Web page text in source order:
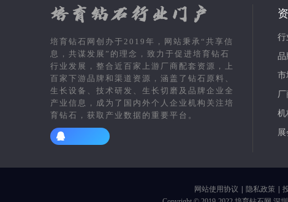
培育钻石网创办于2019年，网站秉承“共享信
息，共谋发展”的理念，致力于促进培育钻石
行业发展，整合近百家上游厂商配套资源，上
百家下游品牌和渠道资源，涵盖了钻石原料、
生长设备、技术研发、生长切磨及品牌企业全
产业信息，成为了国内外个人企业机构关注培
育钻石，获取产业数据的重要平台。
行
品
市
机
展
网站使用协议 隐私政策